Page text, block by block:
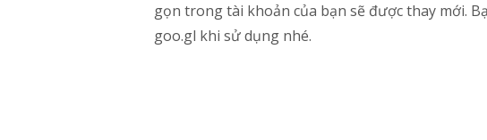
gọn trong tài khoản của bạn sẽ được thay mới.
goo.gl khi sử dụng nhé.